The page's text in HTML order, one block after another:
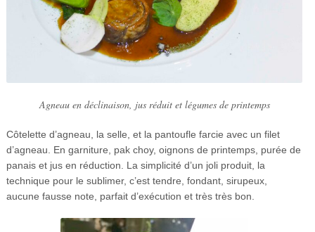
Agneau en déclinaison, jus réduit et légumes de printemps
Côtelette d’agneau, la selle, et la pantoufle farcie avec un filet
d’agneau. En garniture, pak choy, oignons de printemps, purée de
panais et jus en réduction. La simplicité d’un joli produit, la
technique pour le sublimer, c’est tendre, fondant, sirupeux,
aucune fausse note, parfait d’exécution et très très bon.